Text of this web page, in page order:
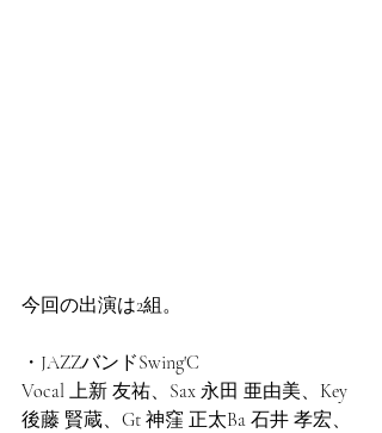
今回の出演は2組。
・JAZZバンドSwing'C
Vocal 上新 友祐、Sax 永田 亜由美、Key
後藤 賢蔵、Gt 神窪 正太Ba 石井 孝宏、